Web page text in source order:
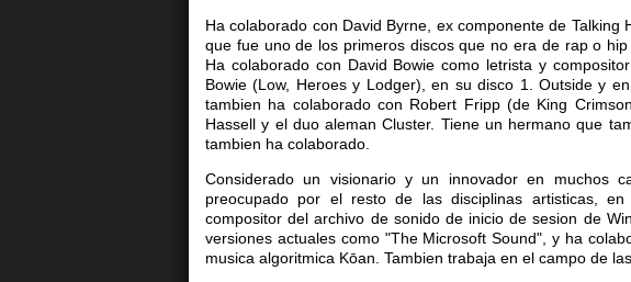
Ha colaborado con David Byrne, ex componente de
que fue uno de los primeros discos que no era de rap o
Ha colaborado con David Bowie como letrista y
Bowie (Low, Heroes y Lodger), en su disco 1. Outside y
tambien ha colaborado con Robert Fripp (de King
Hassell y el duo aleman Cluster. Tiene un hermano que
tambien ha colaborado.
Considerado un visionario y un innovador en muchos
preocupado por el resto de las disciplinas artisticas,
compositor del archivo de sonido de inicio de sesion de
versiones actuales como "The Microsoft Sound", y ha
musica algoritmica Kōan. Tambien trabaja en el campo de